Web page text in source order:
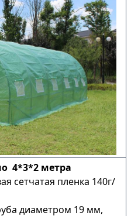
4*3*2 метра
сетчатая пленка 140г/
диаметром 19 мм,